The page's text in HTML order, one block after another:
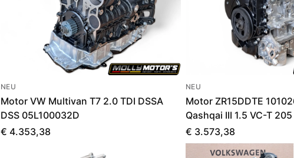
NEU
Motor VW Multivan T7 2.0 TDI DSSA
DSS 05L100032D
€ 4.353,38
NEU
Motor ZR15DDTE
Qashqai III 1.5 VC-T 205
€ 3.573,38